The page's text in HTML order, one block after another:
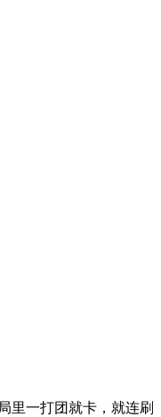
里一打团就卡，就连刷